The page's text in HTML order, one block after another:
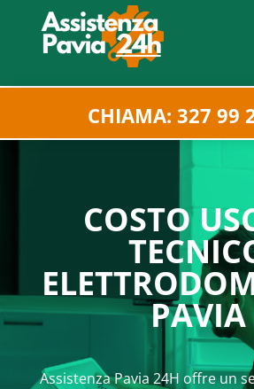
CHIAMA: 327 99
COSTO
PAVIA
Assistenza Pavia 24H offre un